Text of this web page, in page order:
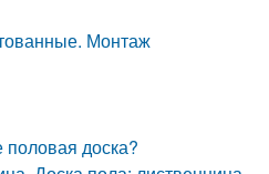
Монтаж
половая доска?